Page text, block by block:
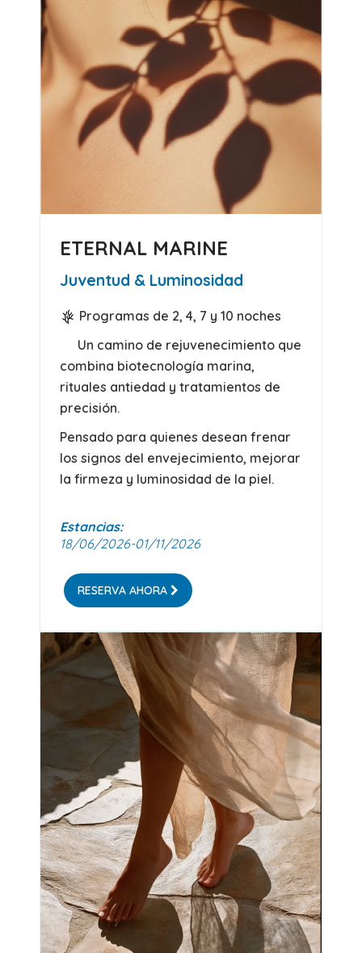
ETERNAL MARINE
Juventud & Luminosidad
Programas de 2, 4, 7 y 10 noches
Un camino de rejuvenecimiento que
combina biotecnología marina,
rituales antiedad y tratamientos de
precisión.
Pensado para quienes desean frenar
los signos del envejecimiento, mejorar
la firmeza y luminosidad de la piel.
Estancias:
18/06/2026-01/11/2026
RESERVA AHORA